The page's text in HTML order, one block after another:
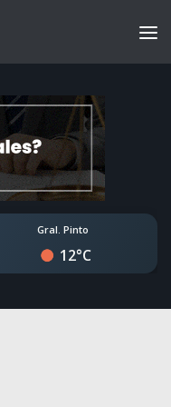
Gral. Pinto
12°C